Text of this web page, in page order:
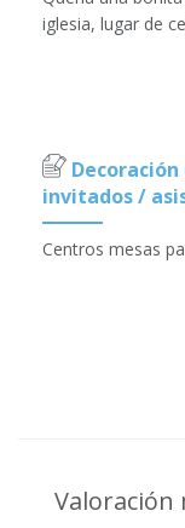
iglesia, lugar de
invitados /
Centros mesas
Valoración